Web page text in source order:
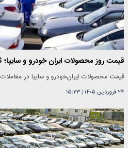
قیمت روز محصولات ایران خودرو و
قیمت محصولات ایران‌خودرو و سایپا در معاملات
۲۴ فروردین ۱۴۰۵ |۱۵:۲۳